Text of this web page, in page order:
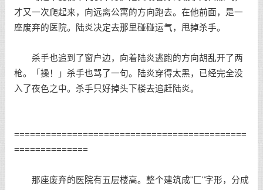
才又一次爬起来，向远离公寓的方向跑去。在他前面，是一
座废弃的医院。陆炎决定去那里碰碰运气，甩掉杀手。
杀手也追到了窗户边，向着陆炎逃跑的方向胡乱开了两
枪。「操！」杀手也骂了一句。陆炎穿得太黑，已经完全没
入了夜色之中。杀手只好掉头下楼去追赶陆炎。
============================================
==============
那座废弃的医院有五层楼高。整个建筑成"匚"字形，分成